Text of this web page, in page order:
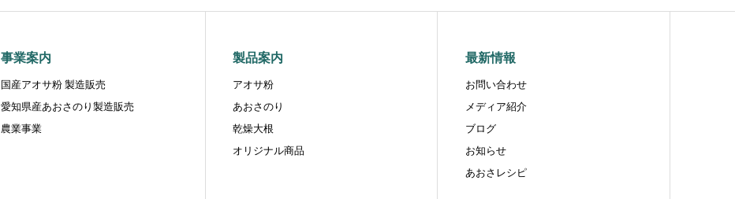
事業案内
国産アオサ粉 製造販売
愛知県産あおさのり製造販売
農業事業
製品案内
アオサ粉
あおさのり
乾燥大根
オリジナル商品
最新情報
お問い合わせ
メディア紹介
ブログ
お知らせ
あおさレシピ